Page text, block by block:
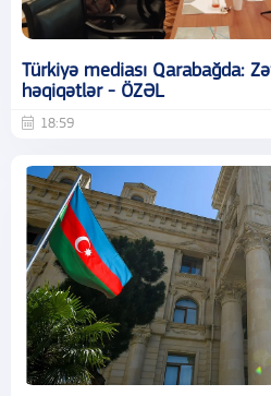
Türkiyə mediası Qarabağda:
həqiqətlər - ÖZƏL
18:59